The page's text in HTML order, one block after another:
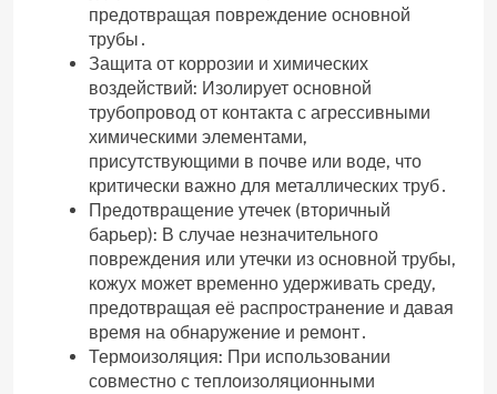
предотвращая повреждение основной
трубы․
Защита от коррозии и химических
воздействий: Изолирует основной
трубопровод от контакта с агрессивными
химическими элементами,
присутствующими в почве или воде, что
критически важно для металлических труб․
Предотвращение утечек (вторичный
барьер): В случае незначительного
повреждения или утечки из основной трубы,
кожух может временно удерживать среду,
предотвращая её распространение и давая
время на обнаружение и ремонт․
Термоизоляция: При использовании
совместно с теплоизоляционными